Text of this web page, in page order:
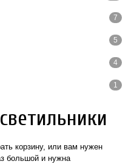
7
5
4
1
корзину, или вам нужен
большой и нужна